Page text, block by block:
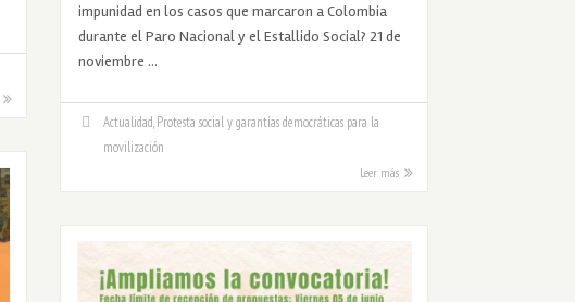
impunidad en los casos que marcaron a Colombia
durante el Paro Nacional y el Estallido Social? 21 de
noviembre …
Actualidad Protesta social y garantías democráticas para la
movilización
Leer más